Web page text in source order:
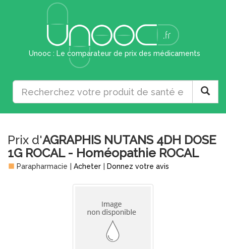
Unooc : Le comparateur de prix des médicaments
Prix d'AGRAPHIS NUTANS 4DH DOSE
1G ROCAL - Homéopathie ROCAL
Parapharmacie Acheter Donnez votre avis